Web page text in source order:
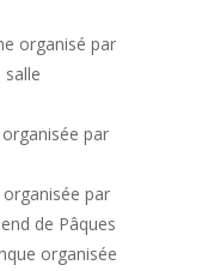
organisé par
par
par
de Pâques
organisée